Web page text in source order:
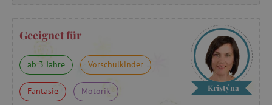
Geeignet für
ab 3 Jahre Vorschulkinder
Fantasie Motorik Kristýna